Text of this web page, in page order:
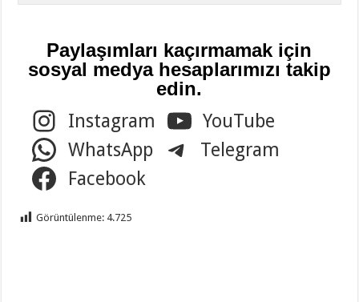
Paylaşımları kaçırmamak için
sosyal medya hesaplarımızı takip
edin.
Instagram
YouTube
WhatsApp
Telegram
Facebook
Görüntülenme: 4.725